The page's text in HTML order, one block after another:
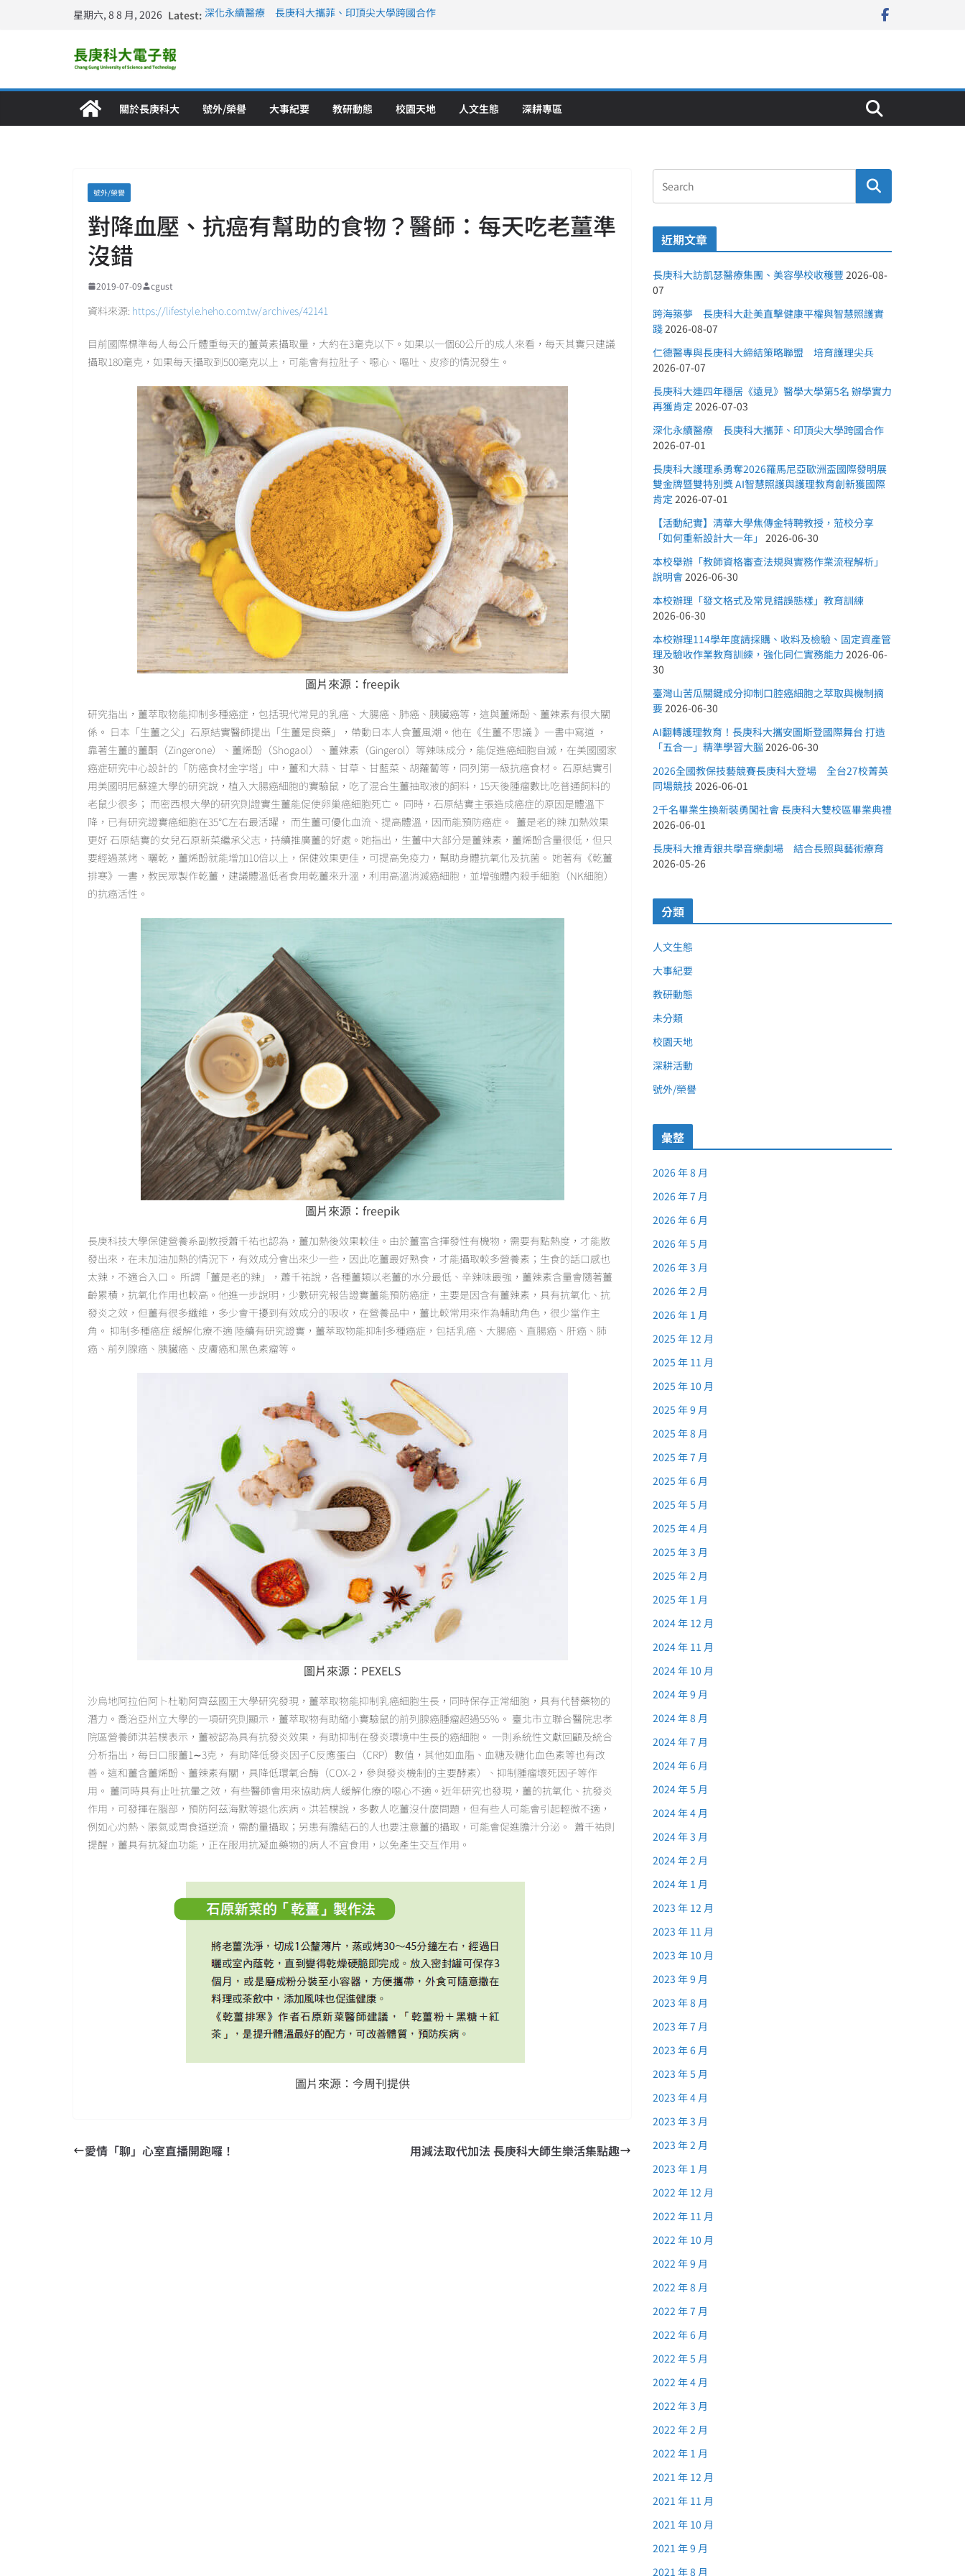
星期六, 8 8 月, 2026 Latest: 深化永續醫療 長庚科大攜菲、印頂尖大學跨國合作
關於長庚科大 號外/榮譽 大事紀要 教研動態 校園天地 人文生態 深耕專區
號外/榮譽
對降血壓、抗癌有幫助的食物？醫師：每天吃老薑準
沒錯
2019-07-09 cgust
資料來源: https://lifestyle.heho.com.tw/archives/42141
目前國際標準每人每公斤體重每天的薑黃素攝取量，大約在3毫克以下。如果以一個60公斤的成人來看，每天其實只建議
攝取180毫克，如果每天攝取到500毫克以上，可能會有拉肚子、噁心、嘔吐、皮疹的情況發生。
圖片來源：freepik
研究指出，薑萃取物能抑制多種癌症，包括現代常見的乳癌、大腸癌、肺癌、胰臟癌等，這與薑烯酚、薑辣素有很大關
係。 日本「生薑之父」石原結實醫師提出「生薑是良藥」，帶動日本人食薑風潮。他在《生薑不思議 》一書中寫道 ，
靠著生薑的薑酮（Zingerone）、薑烯酚（Shogaol）、薑辣素（Gingerol）等辣味成分，能促進癌細胞自滅，在美國國家
癌症研究中心設計的「防癌食材金字塔」中，薑和大蒜、甘草、甘藍菜、胡蘿蔔等，同列第一級抗癌食材。 石原結實引
用美國明尼蘇達大學的研究說，植入大腸癌細胞的實驗鼠，吃了混合生薑抽取液的飼料，15天後腫瘤數比吃普通飼料的
老鼠少很多； 而密西根大學的研究則證實生薑能促使卵巢癌細胞死亡。 同時，石原結實主張造成癌症的原因是體溫下
降，已有研究證實癌細胞在35℃左右最活躍， 而生薑可優化血流、提高體溫，因而能預防癌症。 薑是老的辣 加熱效果
更好 石原結實的女兒石原新菜繼承父志，持續推廣薑的好處。她指出，生薑中大部分是薑辣素，薑烯酚含量很低，但只
要經過蒸烤、曬乾，薑烯酚就能增加10倍以上，保健效果更佳，可提高免疫力，幫助身體抗氧化及抗菌。 她著有《乾薑
排寒》一書，教民眾製作乾薑，建議體溫低者食用乾薑來升溫，利用高溫消滅癌細胞，並增強體內殺手細胞（NK細胞）
的抗癌活性。
圖片來源：freepik
長庚科技大學保健營養系副教授蕭千祐也認為，薑加熱後效果較佳。由於薑富含揮發性有機物，需要有點熱度，才能散
發出來，在未加油加熱的情況下，有效成分會出來少一些，因此吃薑最好熟食，才能攝取較多營養素；生食的話口感也
太辣，不適合入口。 所謂「薑是老的辣」，蕭千祐說，各種薑類以老薑的水分最低、辛辣味最強，薑辣素含量會隨著薑
齡累積，抗氧化作用也較高。他進一步說明，少數研究報告證實薑能預防癌症，主要是因含有薑辣素，具有抗氧化、抗
發炎之效，但薑有很多纖維，多少會干擾到有效成分的吸收，在營養品中，薑比較常用來作為輔助角色，很少當作主
角。 抑制多種癌症 緩解化療不適 陸續有研究證實，薑萃取物能抑制多種癌症，包括乳癌、大腸癌、直腸癌、肝癌、肺
癌、前列腺癌、胰臟癌、皮膚癌和黑色素瘤等。
圖片來源：PEXELS
沙烏地阿拉伯阿卜杜勒阿齊茲國王大學研究發現，薑萃取物能抑制乳癌細胞生長，同時保存正常細胞，具有代替藥物的
潛力。喬治亞州立大學的一項研究則顯示，薑萃取物有助縮小實驗鼠的前列腺癌腫瘤超過55％。 臺北市立聯合醫院忠孝
院區營養師洪若樸表示，薑被認為具有抗發炎效果，有助抑制在發炎環境中生長的癌細胞。 一則系統性文獻回顧及統合
分析指出，每日口服薑1∼3克， 有助降低發炎因子C反應蛋白（CRP）數值，其他如血脂、血糖及糖化血色素等也有改
善。這和薑含薑烯酚、薑辣素有關，具降低環氧合酶（COX-2，參與發炎機制的主要酵素）、抑制腫瘤壞死因子等作
用。 薑同時具有止吐抗暈之效，有些醫師會用來協助病人緩解化療的噁心不適。近年研究也發現，薑的抗氧化、抗發炎
作用，可發揮在腦部，預防阿茲海默等退化疾病。洪若樸說，多數人吃薑沒什麼問題，但有些人可能會引起輕微不適，
例如心灼熱、脹氣或胃食道逆流，需酌量攝取；另患有膽結石的人也要注意薑的攝取，可能會促進膽汁分泌。 蕭千祐則
提醒，薑具有抗凝血功能，正在服用抗凝血藥物的病人不宜食用，以免產生交互作用。
圖片來源：今周刊提供
愛情「聊」心室直播開跑囉！ 用減法取代加法 長庚科大師生樂活集點趣
近期文章
長庚科大訪凱瑟醫療集團、美容學校收穫豐 2026-08-
07
跨海築夢 長庚科大赴美直擊健康平權與智慧照護實
踐2026-08-07
仁德醫專與長庚科大締結策略聯盟 培育護理尖兵
2026-07-07
長庚科大連四年穩居《遠見》醫學大學第5名 辦學實力
再獲肯定 2026-07-03
深化永續醫療 長庚科大攜菲、印頂尖大學跨國合作
2026-07-01
長庚科大護理系勇奪2026羅馬尼亞歐洲盃國際發明展
雙金牌暨雙特別獎 AI智慧照護與護理教育創新獲國際
肯定 2026-07-01
【活動紀實】清華大學焦傳金特聘教授，蒞校分享
「如何重新設計大一年」 2026-06-30
本校舉辦「教師資格審查法規與實務作業流程解析」
說明會2026-06-30
本校辦理「發文格式及常見錯誤態樣」教育訓練
2026-06-30
本校辦理114學年度請採購、收料及檢驗、固定資產管
理及驗收作業教育訓練，強化同仁實務能力 2026-06-
30
臺灣山苦瓜關鍵成分抑制口腔癌細胞之萃取與機制摘
要2026-06-30
AI翻轉護理教育！長庚科大攜安圖斯登國際舞台 打造
「五合一」精準學習大腦 2026-06-30
2026全國教保技藝競賽長庚科大登場 全台27校菁英
同場競技 2026-06-01
2千名畢業生換新裝勇闖社會 長庚科大雙校區畢業典禮
2026-06-01
長庚科大推青銀共學音樂劇場 結合長照與藝術療育
2026-05-26
分類
人文生態
大事紀要
教研動態
未分類
校園天地
深耕活動
號外/榮譽
彙整
2026 年 8 月
2026 年 7 月
2026 年 6 月
2026 年 5 月
2026 年 3 月
2026 年 2 月
2026 年 1 月
2025 年 12 月
2025 年 11 月
2025 年 10 月
2025 年 9 月
2025 年 8 月
2025 年 7 月
2025 年 6 月
2025 年 5 月
2025 年 4 月
2025 年 3 月
2025 年 2 月
2025 年 1 月
2024 年 12 月
2024 年 11 月
2024 年 10 月
2024 年 9 月
2024 年 8 月
2024 年 7 月
2024 年 6 月
2024 年 5 月
2024 年 4 月
2024 年 3 月
2024 年 2 月
2024 年 1 月
2023 年 12 月
2023 年 11 月
2023 年 10 月
2023 年 9 月
2023 年 8 月
2023 年 7 月
2023 年 6 月
2023 年 5 月
2023 年 4 月
2023 年 3 月
2023 年 2 月
2023 年 1 月
2022 年 12 月
2022 年 11 月
2022 年 10 月
2022 年 9 月
2022 年 8 月
2022 年 7 月
2022 年 6 月
2022 年 5 月
2022 年 4 月
2022 年 3 月
2022 年 2 月
2022 年 1 月
2021 年 12 月
2021 年 11 月
2021 年 10 月
2021 年 9 月
2021 年 8 月